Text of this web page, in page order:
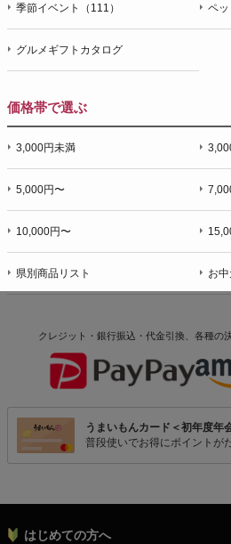
季節イベント（111） ペッ
グルメギフトカタログ
価格帯で選ぶ
3,000円未満
5,000円〜
10,000円〜
県別商品リスト お
クレジット・銀行振込・代金引換、各種の
うまいもんカード＜初年度年
普段使いでお得にポイントが
はじめての方へ